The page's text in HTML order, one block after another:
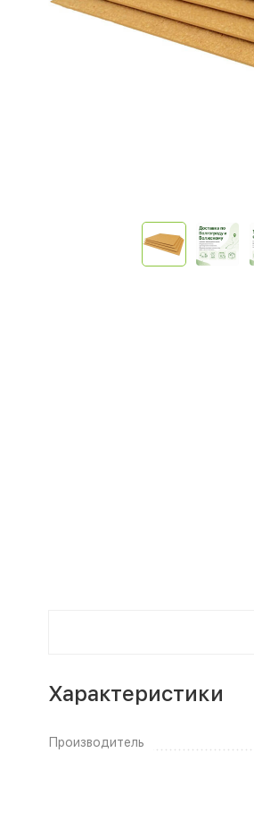
Характеристики
Производитель